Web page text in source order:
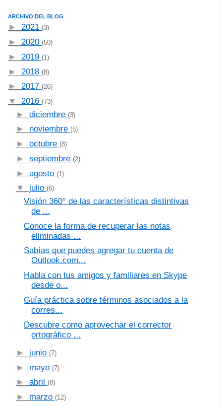
ARCHIVO DEL BLOG
► 2021 (3)
► 2020 (50)
► 2019 (1)
► 2018 (8)
► 2017 (26)
▼ 2016 (73)
► diciembre (3)
► noviembre (5)
► octubre (8)
► septiembre (2)
► agosto (1)
▼ julio (6)
Visión 360° de las características distintivas
de ...
Conoce la forma de recuperar las notas
eliminadas ...
Sabías que puedes agregar tu cuenta de
Outlook.com...
Habla con tus amigos y familiares en Skype
desde o...
Guía práctica sobre términos asociados a la
corres...
Descubre como aprovechar el corrector
ortográfico ...
► junio (7)
► mayo (7)
► abril (8)
► marzo (12)